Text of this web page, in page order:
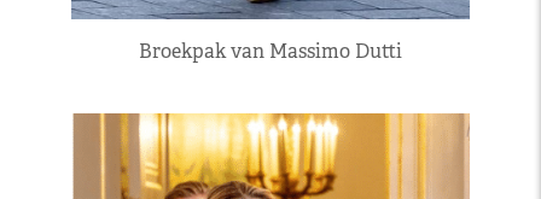
Broekpak van Massimo Dutti